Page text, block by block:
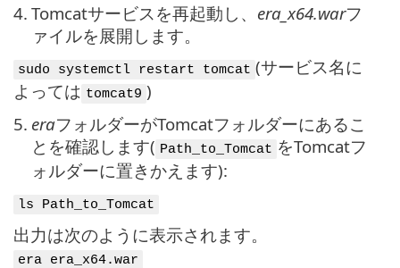
4. Tomcatサービスを再起動し、 era_x64.warフ
ァイルを展開します。
sudo systemctl restart tomcat (サービス名に
よっては tomcat9 )
5. eraフォルダーがTomcatフォルダーにあるこ
とを確認します( Path_to_Tomcat をTomcatフ
ォルダーに置きかえます):
ls Path_to_Tomcat
出力は次のように表示されます。
era era_x64.war